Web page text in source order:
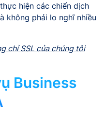
hiện các chiến dịch
không phải lo nghĩ nhiều
chỉ SSL của chúng tôi
Business